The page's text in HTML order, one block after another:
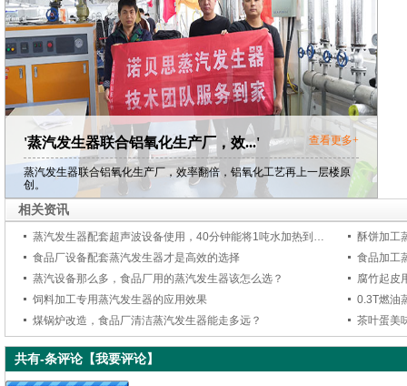
'蒸汽发生器联合铝氧化生产厂，效...' 查看更多+
蒸汽发生器联合铝氧化生产厂，效率翻倍，铝氧化工艺再上一层楼原
创。
相关资讯
蒸汽发生器配套超声波设备使用，40分钟能将1吨水加热到80度
酥饼加工
食品厂设备配套蒸汽发生器才是高效的选择
食品加工
蒸汽设备那么多，食品厂用的蒸汽发生器该怎么选？
腐竹起皮
饲料加工专用蒸汽发生器的应用效果
0.3T燃油
煤锅炉改造，食品厂清洁蒸汽发生器能走多远？
茶叶蛋美
共有-条评论 【我要评论】